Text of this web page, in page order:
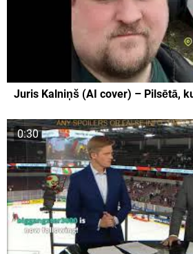
Juris Kalniņš (AI cover) – Pilsētā,
0:30